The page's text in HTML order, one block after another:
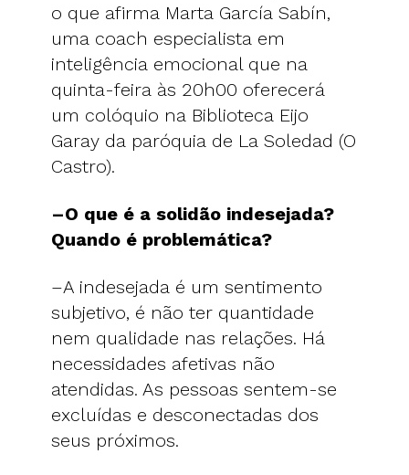
o que afirma Marta García Sabín,
uma coach especialista em
inteligência emocional que na
quinta-feira às 20h00 oferecerá
um colóquio na Biblioteca Eijo
Garay da paróquia de La Soledad (O
Castro).
–O que é a solidão indesejada?
Quando é problemática?
–A indesejada é um sentimento
subjetivo, é não ter quantidade
nem qualidade nas relações. Há
necessidades afetivas não
atendidas. As pessoas sentem-se
excluídas e desconectadas dos
seus próximos.